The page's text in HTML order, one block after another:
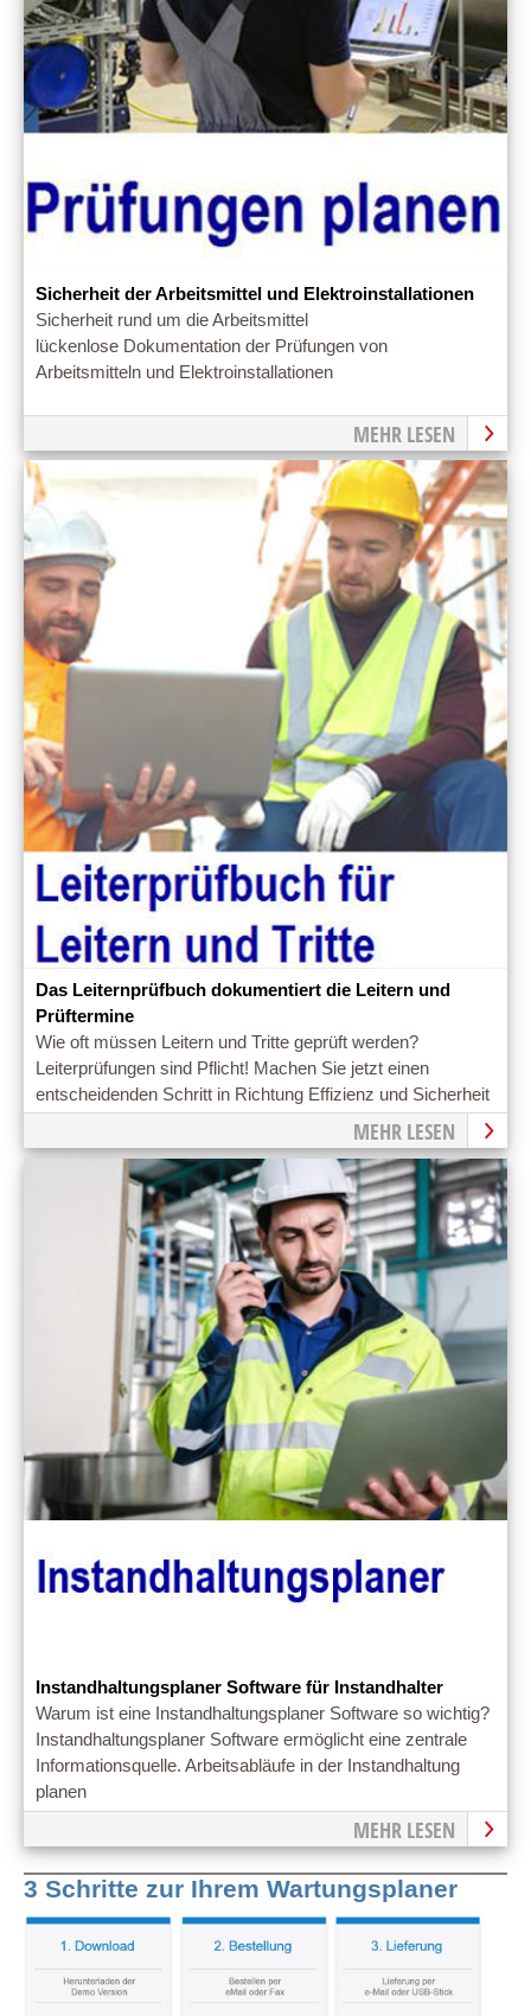
Sicherheit der Arbeitsmittel und Elektroinstallationen
Sicherheit rund um die Arbeitsmittel
lückenlose Dokumentation der Prüfungen von
Arbeitsmitteln und Elektroinstallationen
MEHR LESEN
Das Leiternprüfbuch dokumentiert die Leitern und
Prüftermine
Wie oft müssen Leitern und Tritte geprüft werden?
Leiterprüfungen sind Pflicht! Machen Sie jetzt einen
entscheidenden Schritt in Richtung Effizienz und Sicherheit
im Arbeitsschutz mit einem LeiternprüfbuchMEHR LESEN
Instandhaltungsplaner Software für Instandhalter
Warum ist eine Instandhaltungsplaner Software so wichtig?
Instandhaltungsplaner Software ermöglicht eine zentrale
Informationsquelle. Arbeitsabläufe in der Instandhaltung
planen
MEHR LESEN
3 Schritte zur Ihrem Wartungsplaner